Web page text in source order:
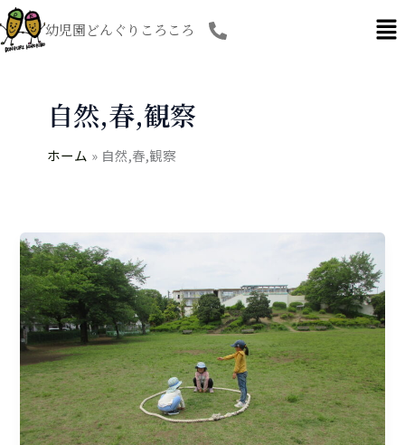
内
容
を
幼児園どんぐりころころ
自然,春,観察
ホーム 自然,春,観察